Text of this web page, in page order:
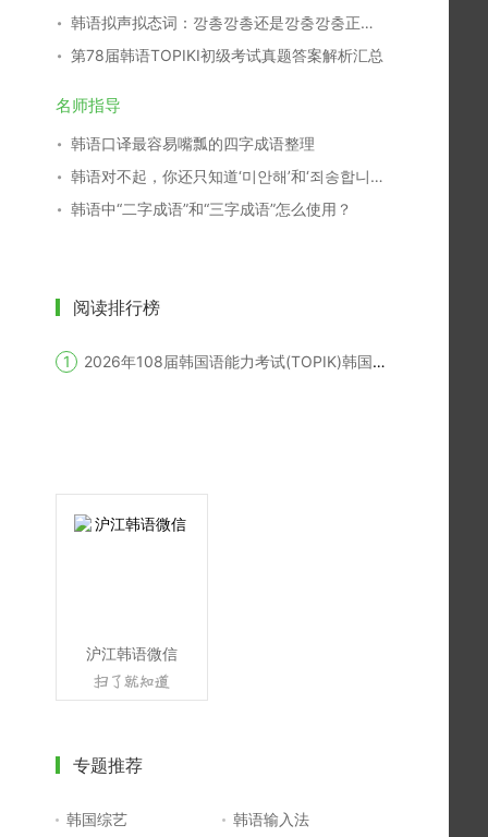
韩语拟声拟态词：깡총깡총还是깡충깡충正确？
第78届韩语TOPIKⅠ初级考试真题答案解析汇总
名师指导
韩语口译最容易嘴瓢的四字成语整理
韩语对不起，你还只知道‘미안해’和‘죄송합니다’？
韩语中“二字成语”和“三字成语”怎么使用？
阅读排行榜
2026年108届韩国语能力考试(TOPIK)韩国报名时间
沪江韩语微信
专题推荐
韩国综艺
韩语输入法